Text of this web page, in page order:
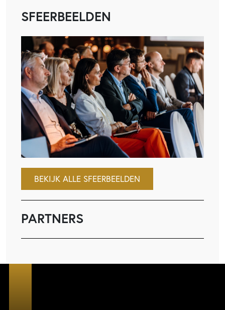
SFEERBEELDEN
BEKIJK ALLE SFEERBEELDEN
PARTNERS